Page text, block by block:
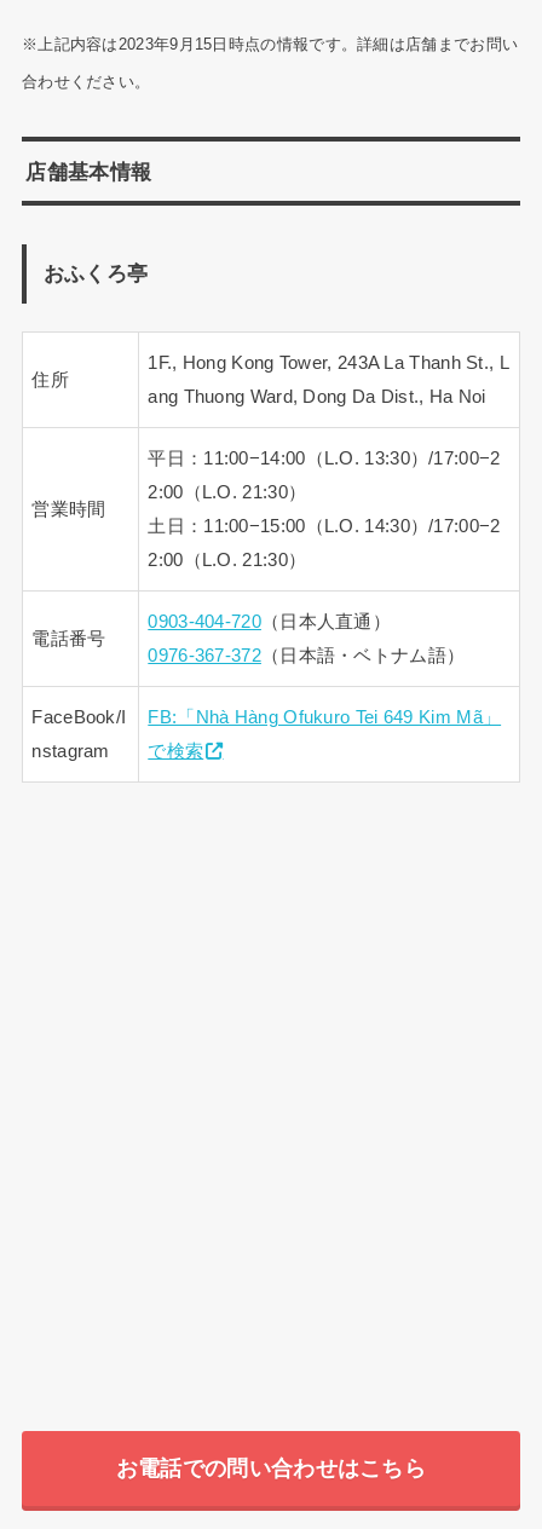
※上記内容は2023年9月15日時点の情報です。詳細は店舗までお問い
合わせください。
店舗基本情報
おふくろ亭
住所
1F., Hong Kong Tower, 243A La Thanh St., L
ang Thuong Ward, Dong Da Dist., Ha Noi
営業時間
平日：11:00−14:00（L.O. 13:30）/17:00−2
2:00（L.O. 21:30）
土日：11:00−15:00（L.O. 14:30）/17:00−2
2:00（L.O. 21:30）
電話番号
0903-404-720（日本人直通）
0976-367-372（日本語・ベトナム語）
FaceBook/I
nstagram
FB:「Nhà Hàng Ofukuro Tei 649 Kim Mã」
で検索
お電話での問い合わせはこちら